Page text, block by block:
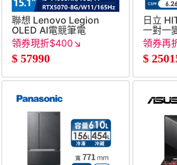
聯想 Lenovo Legion
OLED AI電競筆電
15.1&#034; (i9-
8G&#47;W11)
領券現折$400↘
$ 57990
日立
一對一
領券再
$